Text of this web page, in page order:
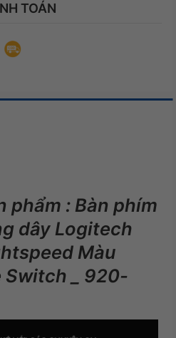
TOÁN
phẩm : Bàn phím
dây Logitech
Màu
Switch _ 920-